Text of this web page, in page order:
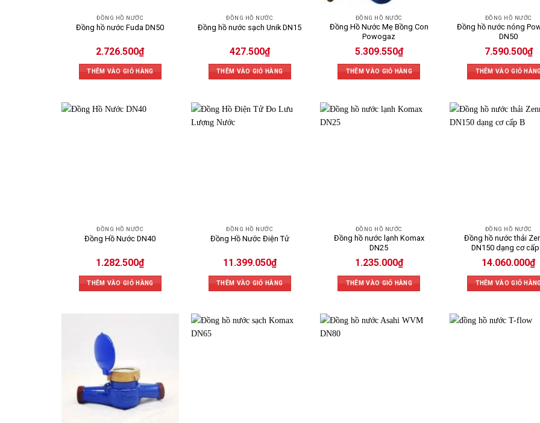
ĐỒNG HỒ NƯỚC
Đồng hồ nước Fuda DN50
2.726.500₫
THÊM VÀO GIỎ HÀNG
ĐỒNG HỒ NƯỚC
Đồng hồ nước sạch Unik DN15
427.500₫
THÊM VÀO GIỎ HÀNG
ĐỒNG HỒ NƯỚC
Đồng Hồ Nước Mẹ Bồng Con
Powogaz
5.309.550₫
THÊM VÀO GIỎ HÀNG
ĐỒNG HỒ NƯỚC
Đồng hồ nước nóng
DN50
7.590.500₫
THÊM VÀO GIỎ
ĐỒNG HỒ NƯỚC
Đồng Hồ Nước DN40
1.282.500₫
THÊM VÀO GIỎ HÀNG
ĐỒNG HỒ NƯỚC
Đồng Hồ Nước Điện Tử
11.399.050₫
THÊM VÀO GIỎ HÀNG
ĐỒNG HỒ NƯỚC
Đồng hồ nước lạnh Komax
DN25
1.235.000₫
THÊM VÀO GIỎ HÀNG
ĐỒNG HỒ NƯỚC
Đồng hồ nước thải
DN150 dạng cơ cấp
14.060.000₫
THÊM VÀO GIỎ